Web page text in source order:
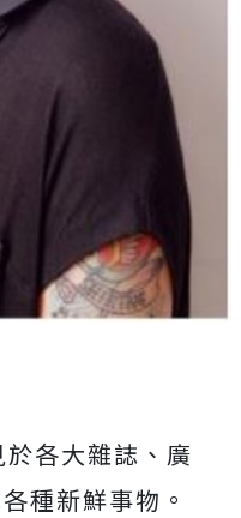
各大雜誌、廣
種新鮮事物。